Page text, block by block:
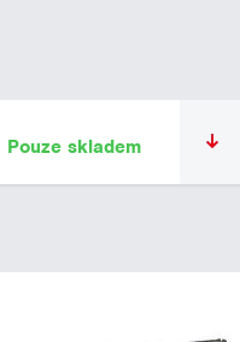
Pouze skladem